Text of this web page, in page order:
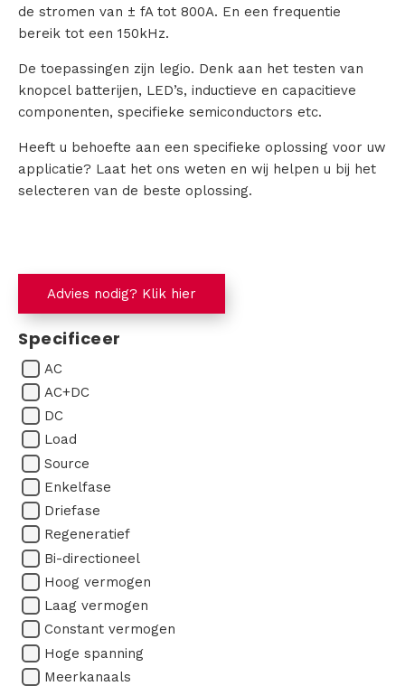
Advies nodig? Klik hier
Specificeer
AC
AC+DC
DC
Load
Source
Enkelfase
Driefase
Regeneratief
Bi-directioneel
Hoog vermogen
Laag vermogen
Constant vermogen
Hoge spanning
Meerkanaals
de stromen van ± fA tot 800A. En een frequentie
bereik tot een 150kHz.
De toepassingen zijn legio. Denk aan het testen van
knopcel batterijen, LED’s, inductieve en capacitieve
componenten, specifieke semiconductors etc.
Heeft u behoefte aan een specifieke oplossing voor uw
applicatie? Laat het ons weten en wij helpen u bij het
selecteren van de beste oplossing.